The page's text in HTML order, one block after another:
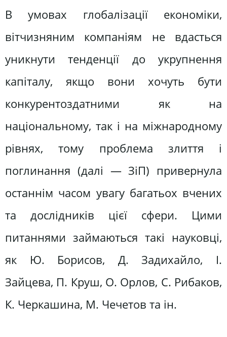
В умовах глобалізації економіки,
вітчизняним компаніям не вдасться
уникнути тенденції до укрупнення
капіталу, якщо вони хочуть бути
конкурентоздатними як на
національному, так і на міжнародному
рівнях, тому проблема злиття і
поглинання (далі — ЗіП) привернула
останнім часом увагу багатьох вчених
та дослідників цієї сфери. Цими
питаннями займаються такі науковці,
як Ю. Борисов, Д. Задихайло, І.
Зайцева, П. Круш, О. Орлов, С. Рибаков,
К. Черкашина, М. Чечетов та ін.